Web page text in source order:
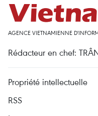
AGENCE VIETNAMIENNE
Rédacteur en chef:
Propriété intellectuelle
RSS